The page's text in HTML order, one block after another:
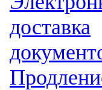
доставка